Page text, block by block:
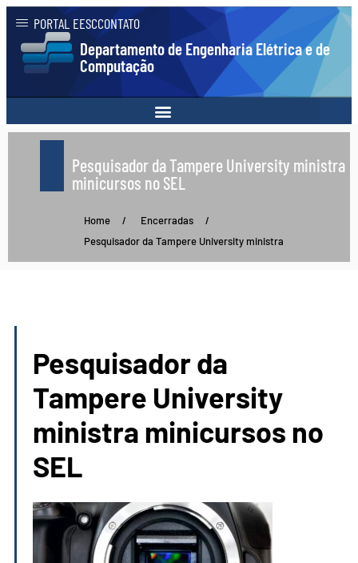
Departamento de Engenharia Elétrica e de
Computação
PORTAL EESCCONTATO
Pesquisador da Tampere University ministra
minicursos no SEL
Home / Encerradas
/
Pesquisador da Tampere University ministra
Pesquisador da
Tampere University
ministra minicursos no
SEL